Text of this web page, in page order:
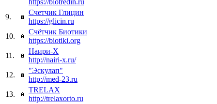
9.
Счетчик Глицин
https://glicin.ru
10.
Счётчик Биотики
https://biotiki.org
11.
Наири-Х
http://nairi-x.ru/
12.
"Эскулап"
http://med-23.ru
13.
TRELAX
http://trelaxorto.ru